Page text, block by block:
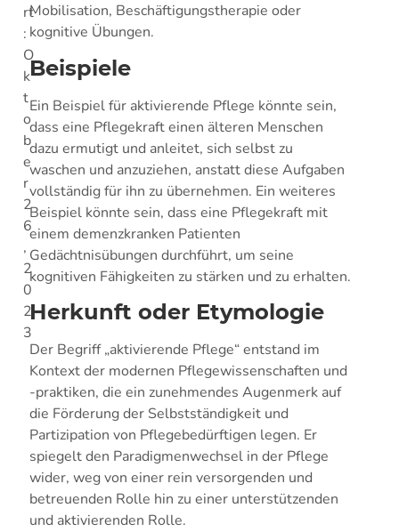
rt
:
O
k
t
o
b
e
r
2
6
,
2
0
2
3
Mobilisation, Beschäftigungstherapie oder
kognitive Übungen.
Beispiele
Ein Beispiel für aktivierende Pflege könnte sein,
dass eine Pflegekraft einen älteren Menschen
dazu ermutigt und anleitet, sich selbst zu
waschen und anzuziehen, anstatt diese Aufgaben
vollständig für ihn zu übernehmen. Ein weiteres
Beispiel könnte sein, dass eine Pflegekraft mit
einem demenzkranken Patienten
Gedächtnisübungen durchführt, um seine
kognitiven Fähigkeiten zu stärken und zu erhalten.
Herkunft oder Etymologie
Der Begriff „aktivierende Pflege“ entstand im
Kontext der modernen Pflegewissenschaften und
-praktiken, die ein zunehmendes Augenmerk auf
die Förderung der Selbstständigkeit und
Partizipation von Pflegebedürftigen legen. Er
spiegelt den Paradigmenwechsel in der Pflege
wider, weg von einer rein versorgenden und
betreuenden Rolle hin zu einer unterstützenden
und aktivierenden Rolle.